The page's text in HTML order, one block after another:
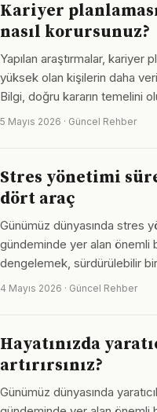
Kariyer
nasıl korursunuz?
Yapılan araştırmalar, kariyer
yüksek olan kişilerin daha
Bilgi, doğru kararın temelini
5 Mayıs 2026 · Güncel Rehber
Stres yönetimi
dört araç
Günümüz dünyasında stres
gündeminde yer alan önemli
dengelemek, sürdürülebilir
4 Mayıs 2026 · Güncel Rehber
Hayatınızda
artırırsınız?
Günümüz dünyasında